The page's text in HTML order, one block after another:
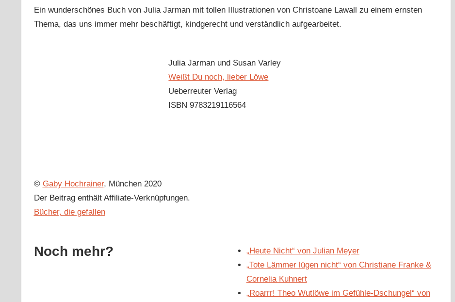
Ein wunderschönes Buch von Julia Jarman mit tollen Illustrationen von Christoane Lawall zu einem ernsten
Thema, das uns immer mehr beschäftigt, kindgerecht und verständlich aufgearbeitet.
Julia Jarman und Susan Varley
Weißt Du noch, lieber Löwe
Ueberreuter Verlag
ISBN 9783219116564
© Gaby Hochrainer, München 2020
Der Beitrag enthält Affiliate-Verknüpfungen.
Bücher, die gefallen
Noch mehr?
„Heute Nicht“ von Julian Meyer
„Tote Lämmer lügen nicht“ von Christiane Franke &
Cornelia Kuhnert
„Roarrr! Theo Wutlöwe im Gefühle-Dschungel“ von